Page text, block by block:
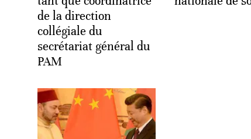
de la direction
collégiale du
secrétariat général du
PAM